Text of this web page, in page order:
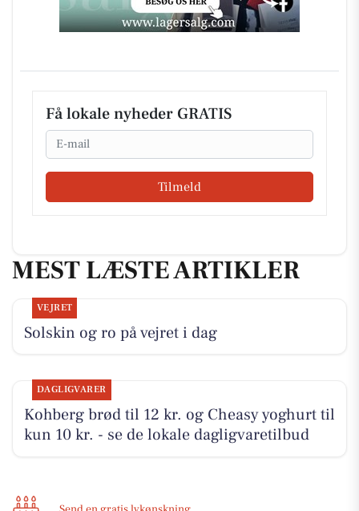
Få lokale nyheder GRATIS
Email
Tilmeld
MEST LÆSTE ARTIKLER
VEJRET
Solskin og ro på vejret i dag
DAGLIGVARER
Kohberg brød til 12 kr. og Cheasy yoghurt til
kun 10 kr. - se de lokale dagligvaretilbud